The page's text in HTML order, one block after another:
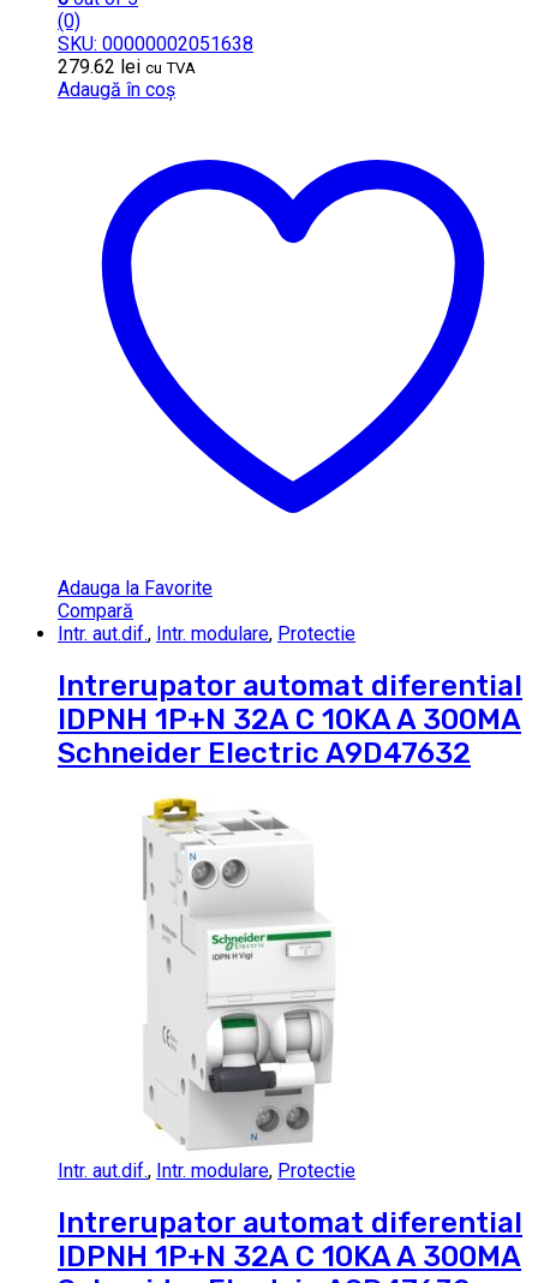
(0)
SKU: 00000002051638
279.62 lei cu TVA
Adaugă în coș
Adauga la Favorite
Compară
Intr. aut.dif., Intr. modulare, Protectie
Intrerupator automat diferential
IDPNH 1P+N 32A C 10KA A 300MA
Schneider Electric A9D47632
Intr. aut.dif., Intr. modulare, Protectie
Intrerupator automat diferential
IDPNH 1P+N 32A C 10KA A 300MA